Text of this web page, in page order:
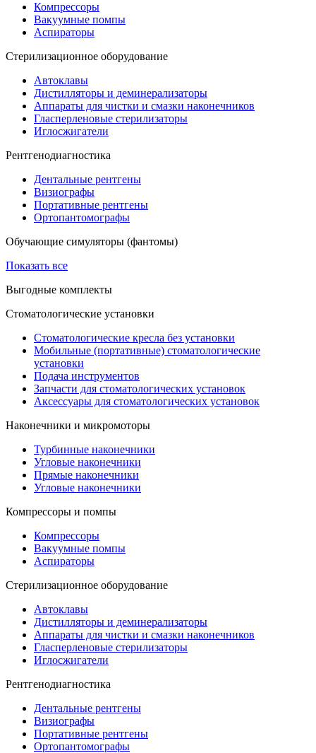
Компрессоры
Вакуумные помпы
Аспираторы
Стерилизационное оборудование
Автоклавы
Дистилляторы и деминерализаторы
Аппараты для чистки и смазки наконечников
Гласперленовые стерилизаторы
Иглосжигатели
Рентгенодиагностика
Дентальные рентгены
Визиографы
Портативные рентгены
Ортопантомографы
Обучающие симуляторы (фантомы)
Показать все
Выгодные комплекты
Стоматологические установки
Стоматологические кресла без установки
Мобильные (портативные) стоматологические
установки
Подача инструментов
Запчасти для стоматологических установок
Аксессуары для стоматологических установок
Наконечники и микромоторы
Турбинные наконечники
Угловые наконечники
Прямые наконечники
Угловые наконечники
Компрессоры и помпы
Компрессоры
Вакуумные помпы
Аспираторы
Стерилизационное оборудование
Автоклавы
Дистилляторы и деминерализаторы
Аппараты для чистки и смазки наконечников
Гласперленовые стерилизаторы
Иглосжигатели
Рентгенодиагностика
Дентальные рентгены
Визиографы
Портативные рентгены
Ортопантомографы